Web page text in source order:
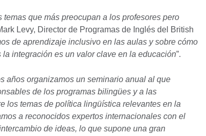
temas que más preocupan a los profesores pero
Levy, Director de Programas de Inglés del British
de aprendizaje inclusivo en las aulas y sobre cómo
integración es un valor clave en la educación”.
años organizamos un seminario anual al que
de los programas bilingües y a las
los temas de política lingüística relevantes en la
a reconocidos expertos internacionales con el
de ideas, lo que supone una gran